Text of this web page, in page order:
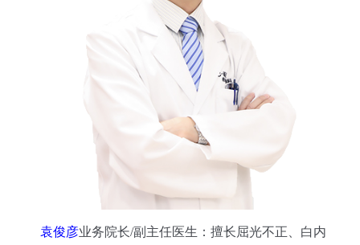
袁俊彦业务院长/副主任医生：擅长屈光不正、白内